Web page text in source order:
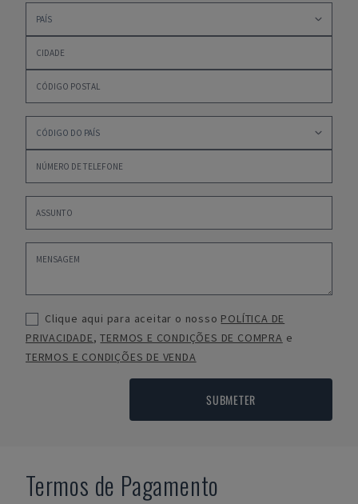
Clique aqui para aceitar o nosso POLÍTICA DE
PRIVACIDADE,TERMOS E CONDIÇÕES DE COMPRA e
TERMOS E CONDIÇÕES DE VENDA
SUBMETER
Termos de Pagamento